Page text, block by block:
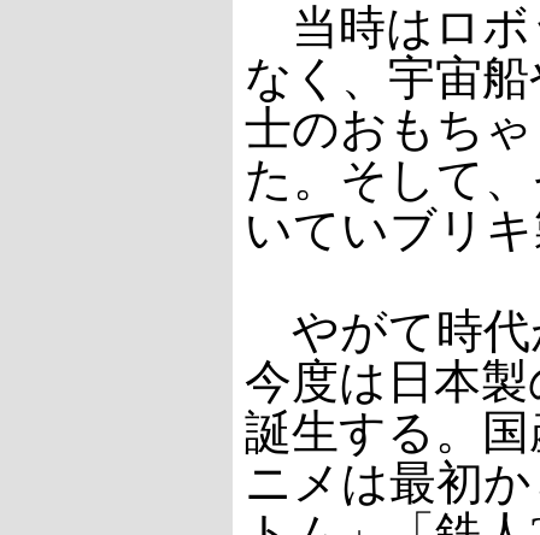
当時はロボ
なく、宇宙
士のおもち
た。そして
いていブリ
やがて時代
今度は日本
誕生する。
ニメは最初